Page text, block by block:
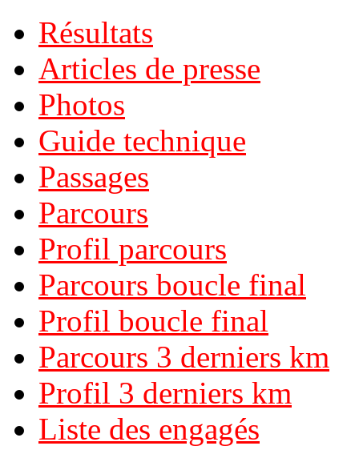
Résultats
Articles de presse
Photos
Guide technique
Passages
Parcours
Profil parcours
Parcours boucle final
Profil boucle final
Parcours 3 derniers km
Profil 3 derniers km
Liste des engagés